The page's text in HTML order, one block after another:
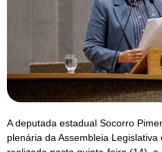
A deputada estadual Socorro
plenária da Assembleia